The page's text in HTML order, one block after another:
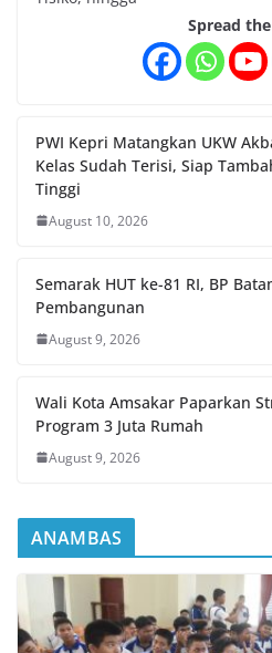
Spread
PWI Kepri Matangkan UKW
Kelas Sudah Terisi, Siap
Tinggi
August 10, 2026
Semarak HUT ke-81 RI, BP
Pembangunan
August 9, 2026
Wali Kota Amsakar Paparkan
Program 3 Juta Rumah
August 9, 2026
ANAMBAS